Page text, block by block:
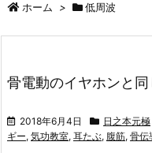
ホーム > 低周波
骨電動のイヤホンと同
2018年6月4日 日之本元極
ギー, 気功教室, 耳たぶ, 腹筋, 骨伝